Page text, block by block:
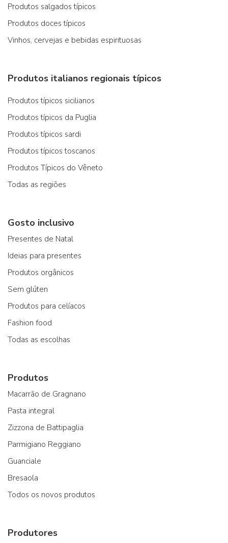
Produtos salgados típicos
Produtos doces típicos
Vinhos, cervejas e bebidas espirituosas
Produtos italianos regionais típicos
Produtos típicos sicilianos
Produtos típicos da Puglia
Produtos típicos sardi
Produtos típicos toscanos
Produtos Típicos do Vêneto
Todas as regiões
Gosto inclusivo
Presentes de Natal
Ideias para presentes
Produtos orgânicos
Sem glúten
Produtos para celíacos
Fashion food
Todas as escolhas
Produtos
Macarrão de Gragnano
Pasta integral
Zizzona de Battipaglia
Parmigiano Reggiano
Guanciale
Bresaola
Todos os novos produtos
Produtores